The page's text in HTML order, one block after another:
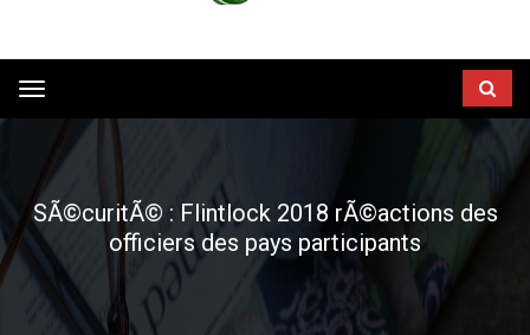
Toggle
navigation
SÃ©curitÃ© : Flintlock 2018 rÃ©actions des
officiers des pays participants